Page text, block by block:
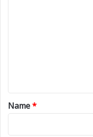
*
Name*